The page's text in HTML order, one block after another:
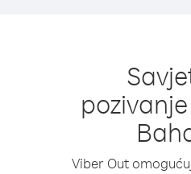
Viber Out